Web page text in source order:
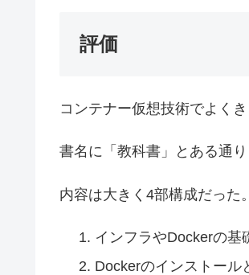
評価
コンテナー仮想技術でよく
書名に「教科書」とある通
内容は大きく4部構成だった。
インフラやDockerの基
Dockerのインストール